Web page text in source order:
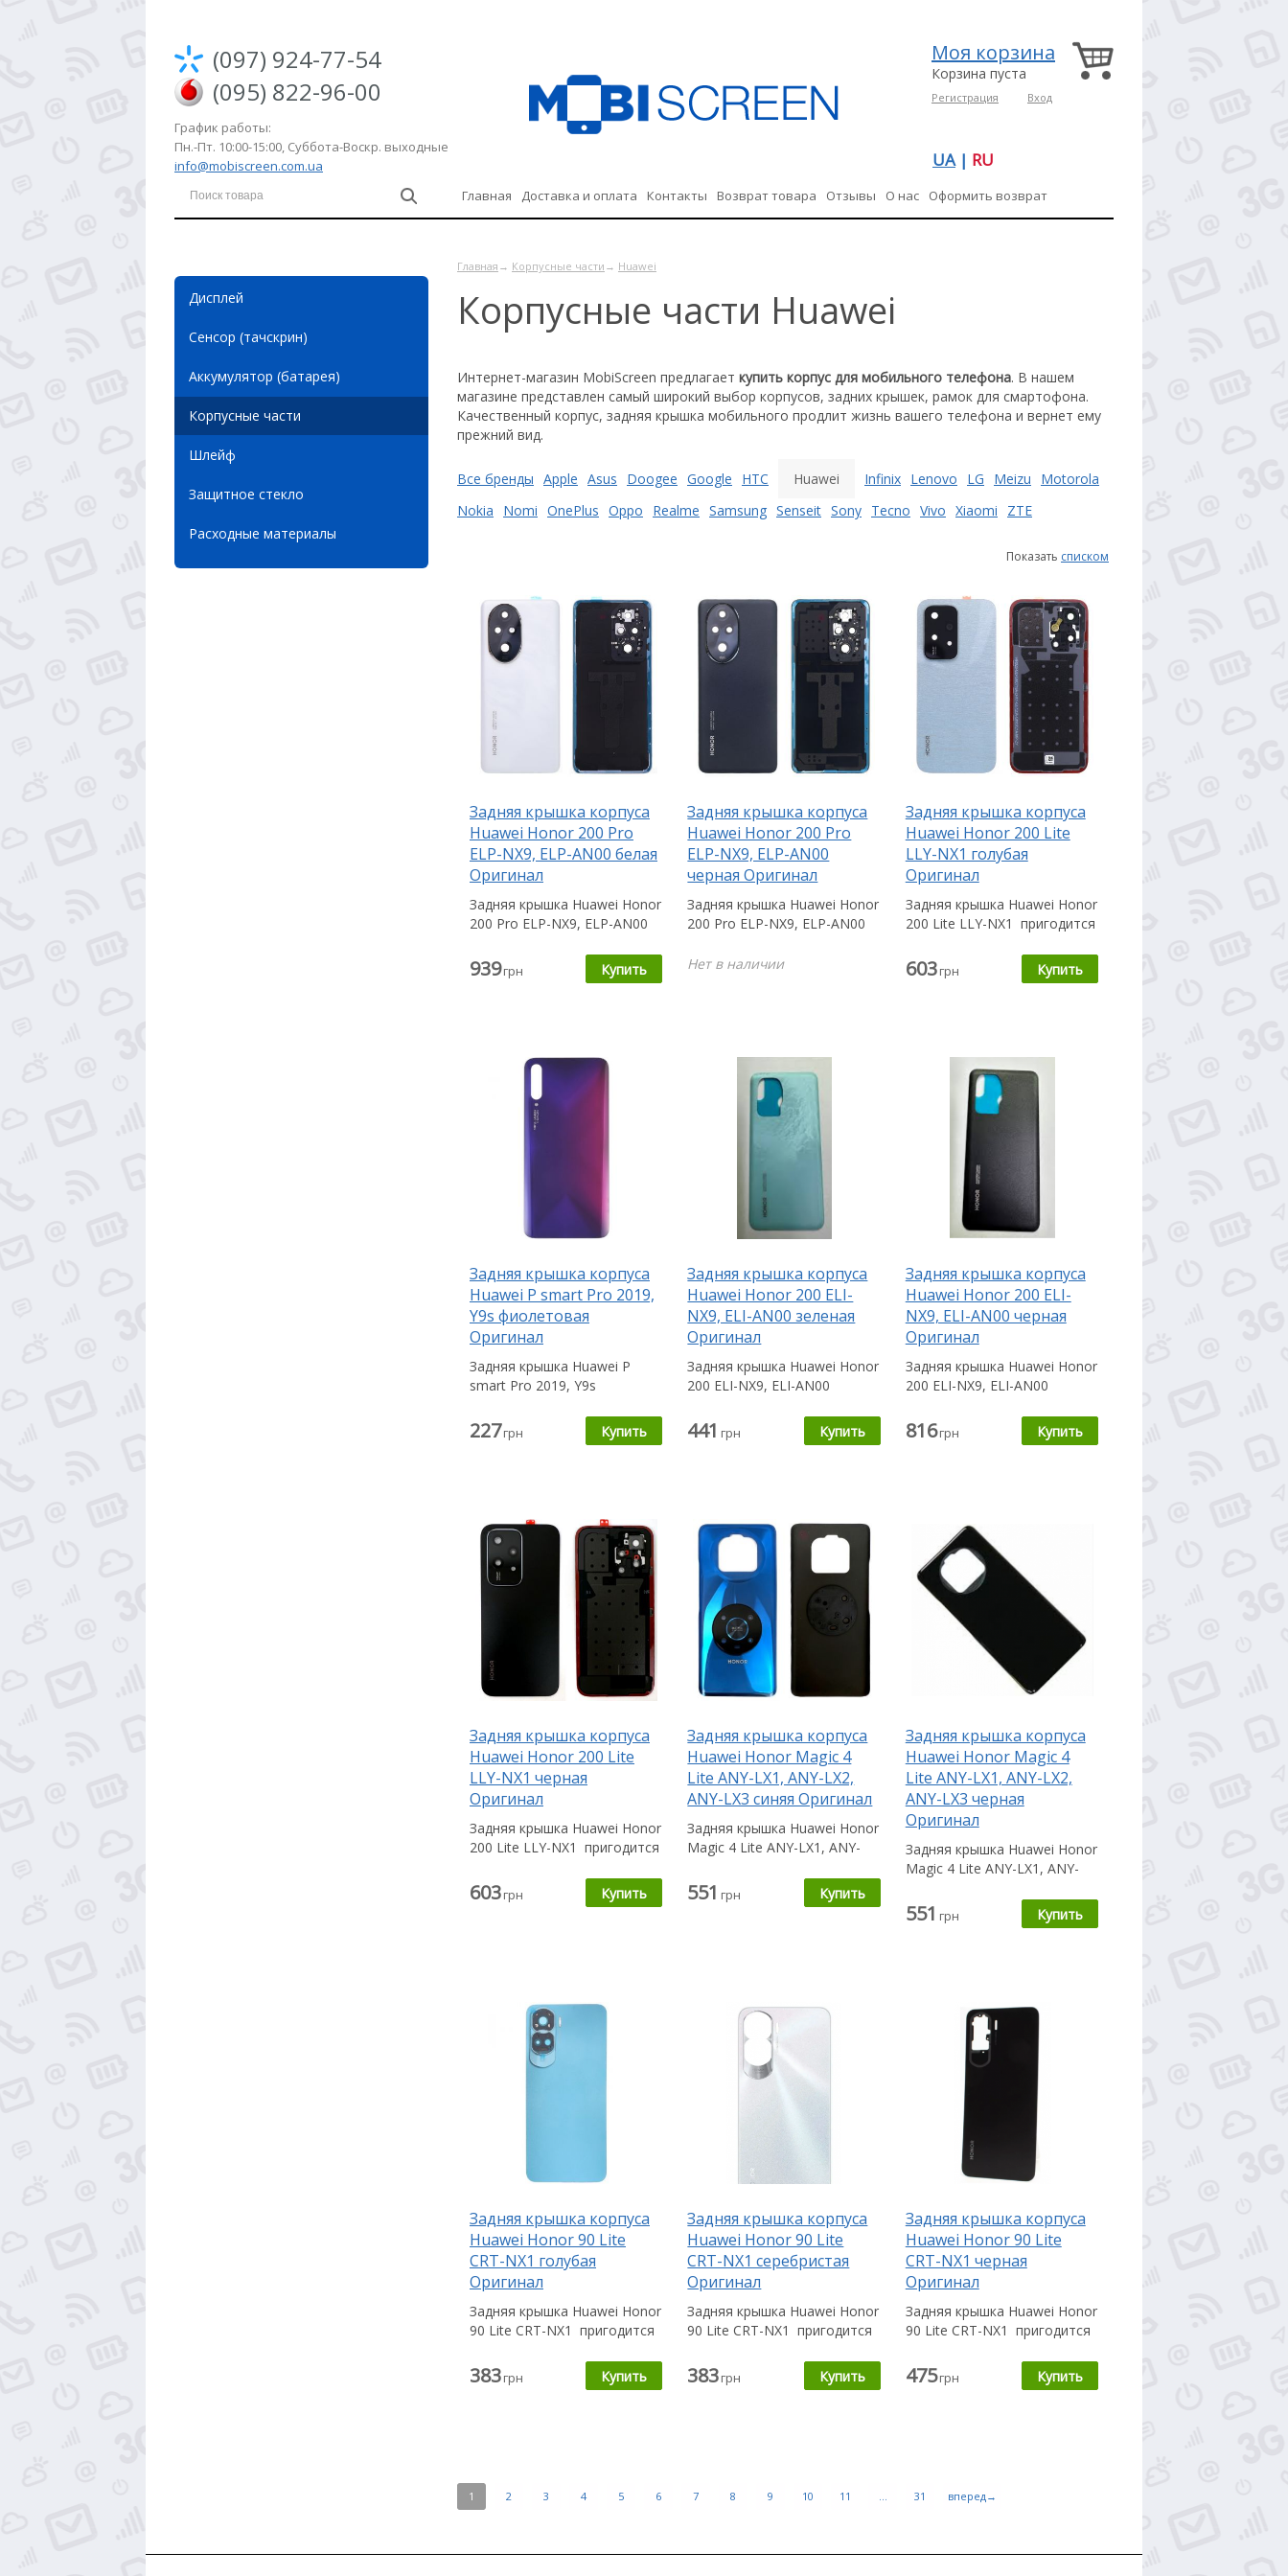
Моя корзина
Корзина пуста
Регистрация Вход
(097) 924-77-54
(095) 822-96-00
График работы:
Пн.-Пт. 10:00-15:00, Суббота-Воскр. выходные
info@mobiscreen.com.ua
UA | RU
Главная Доставка и оплата Контакты Возврат товара Отзывы О нас Оформить возврат
Главная → Корпусные части → Huawei
Корпусные части Huawei
Интернет-магазин MobiScreen предлагает купить корпус для мобильного телефона. В нашем
магазине представлен самый широкий выбор корпусов, задних крышек, рамок для смартофона.
Качественный корпус, задняя крышка мобильного продлит жизнь вашего телефона и вернет ему
прежний вид.
Все бренды Apple Asus Doogee Google HTC Huawei Infinix Lenovo LG Meizu
Motorola
Nokia
Nomi OnePlus Oppo Realme Samsung Senseit Sony Tecno Vivo Xiaomi ZTE
Показать списком
Задняя крышка корпуса
Huawei Honor 200 Pro
ELP-NX9, ELP-AN00 белая
Оригинал
Задняя крышка Huawei Honor
200 Pro ELP-NX9, ELP-AN00
если...
939грн
Задняя крышка корпуса
Huawei Honor 200 Pro
ELP-NX9, ELP-AN00
черная Оригинал
Задняя крышка Huawei Honor
200 Pro ELP-NX9, ELP-AN00
если...
Нет в наличии
Задняя крышка корпуса
Huawei Honor 200 Lite
LLY-NX1 голубая
Оригинал
Задняя крышка Huawei Honor
200 Lite LLY-NX1 пригодится
603грн
Задняя крышка корпуса
Huawei P smart Pro 2019,
Y9s фиолетовая
Оригинал
Задняя крышка Huawei P
smart Pro 2019, Y9s
если...
227грн
Задняя крышка корпуса
Huawei Honor 200 ELI-
NX9, ELI-AN00 зеленая
Оригинал
Задняя крышка Huawei Honor
200 ELI-NX9, ELI-AN00
если...
441 грн
Задняя крышка корпуса
Huawei Honor 200 ELI-
NX9, ELI-AN00 черная
Оригинал
Задняя крышка Huawei Honor
200 ELI-NX9, ELI-AN00
если...
816грн
Задняя крышка корпуса
Huawei Honor 200 Lite
LLY-NX1 черная
Оригинал
Задняя крышка Huawei Honor
200 Lite LLY-NX1 пригодится
603грн
Задняя крышка корпуса
Huawei Honor Magic 4
Lite ANY-LX1, ANY-LX2,
ANY-LX3 синяя Оригинал
Задняя крышка Huawei Honor
Magic 4 Lite ANY-LX1, ANY-
Вам в...
551 грн
Задняя крышка корпуса
Huawei Honor Magic 4
Lite ANY-LX1, ANY-LX2,
ANY-LX3 черная
Оригинал
Задняя крышка Huawei Honor
Magic 4 Lite ANY-LX1, ANY-
Вам в...
551 грн
Задняя крышка корпуса
Huawei Honor 90 Lite
CRT-NX1 голубая
Оригинал
Задняя крышка Huawei Honor
90 Lite CRT-NX1 пригодится
383грн
Задняя крышка корпуса
Huawei Honor 90 Lite
CRT-NX1 серебристая
Оригинал
Задняя крышка Huawei Honor
90 Lite CRT-NX1 пригодится
383грн
Задняя крышка корпуса
Huawei Honor 90 Lite
CRT-NX1 черная
Оригинал
Задняя крышка Huawei Honor
90 Lite CRT-NX1 пригодится
475грн
1 2 3 4 5 6 7 8 9 10 11 ... 31 вперед→
Дисплей
Сенсор (тачскрин)
Аккумулятор (батарея)
Корпусные части
Шлейф
Защитное стекло
Расходные материалы